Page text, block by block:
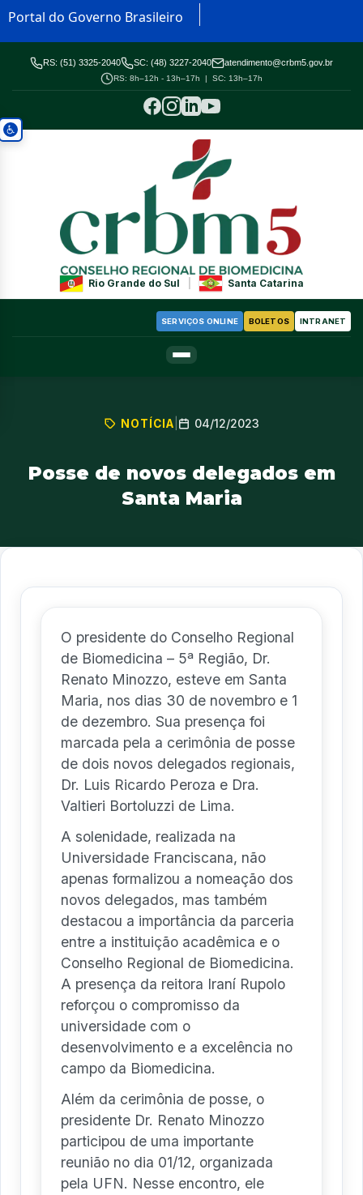
Portal do Governo Brasileiro
RS: (51) 3325-2040 SC: (48) 3227-2040 atendimento@crbm5.gov.br
RS: 8h–12h - 13h–17h | SC: 13h–17h
Rio Grande do Sul Santa Catarina
SERVIÇOS ONLINE BOLETOS INTRANET
NOTÍCIA 04/12/2023
Posse de novos delegados em
Santa Maria
O presidente do Conselho Regional
de Biomedicina – 5ª Região, Dr.
Renato Minozzo, esteve em Santa
Maria, nos dias 30 de novembro e 1
de dezembro. Sua presença foi
marcada pela a cerimônia de posse
de dois novos delegados regionais,
Dr. Luis Ricardo Peroza e Dra.
Valtieri Bortoluzzi de Lima.
A solenidade, realizada na
Universidade Franciscana, não
apenas formalizou a nomeação dos
novos delegados, mas também
destacou a importância da parceria
entre a instituição acadêmica e o
Conselho Regional de Biomedicina.
A presença da reitora Iraní Rupolo
reforçou o compromisso da
universidade com o
desenvolvimento e a excelência no
campo da Biomedicina.
Além da cerimônia de posse, o
presidente Dr. Renato Minozzo
participou de uma importante
reunião no dia 01/12, organizada
pela UFN. Nesse encontro, ele